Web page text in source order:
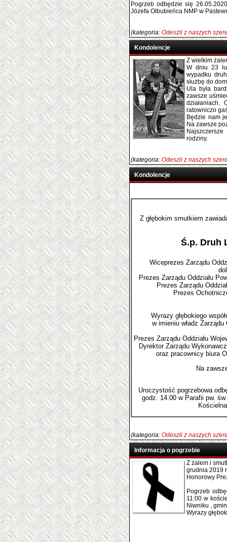
Pogrzeb odbędzie się
Józefa Olbubieńca NMP w
(kategoria: Odeszli z naszych
Kondolencje
Z wielkim
W dniu 23
wypadku
służbę do
Ula była
zawsze
działaniach.
ratowniczo
Będzie nam
Na zawsze
rodziny.
(kategoria: Odeszli z naszych
Kondolencje
Z głębokim smutkiem
Ś.p. Druh
Wiceprezes Zarządu
Prezes Zarządu Oddziału
Prezes Zarządu
Prezes
Wyrazy głębokiego
w imieniu władz
Prezes Zarządu Oddziału
Dyrektor Zarządu
oraz pracownicy biura
Na
Uroczystość pogrzebowa
godz. 14:00 w Parafii pw.
(kategoria: Odeszli z naszych
Informacja o pogrzebie
Z żalem i
grudnia 2019
Honorowy
Pogrzeb
11:00 w
Niwniku ,
Wyrazy